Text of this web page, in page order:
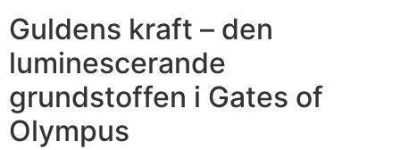
Guldens kraft – den
luminescerande
grundstoffen i Gates of
Olympus